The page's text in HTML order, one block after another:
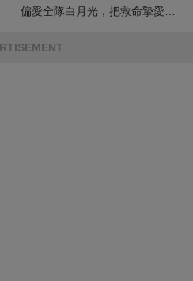
偏愛全隊白月光，把救命摯愛當